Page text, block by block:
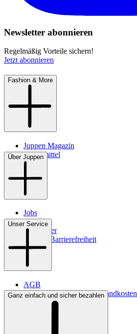
Newsletter abonnieren
Regelmäßig Vorteile sichern!
Jetzt abonnieren
Fashion & More
Juppen Magazin
Pflegemittel
Über Juppen
Jobs
Filialen
Newsletter
Digitale Barrierefreiheit
Unser Service
AGB
Lieferbedingungen & Versandkosten
Bezahlung
Ganz einfach und sicher bezahlen